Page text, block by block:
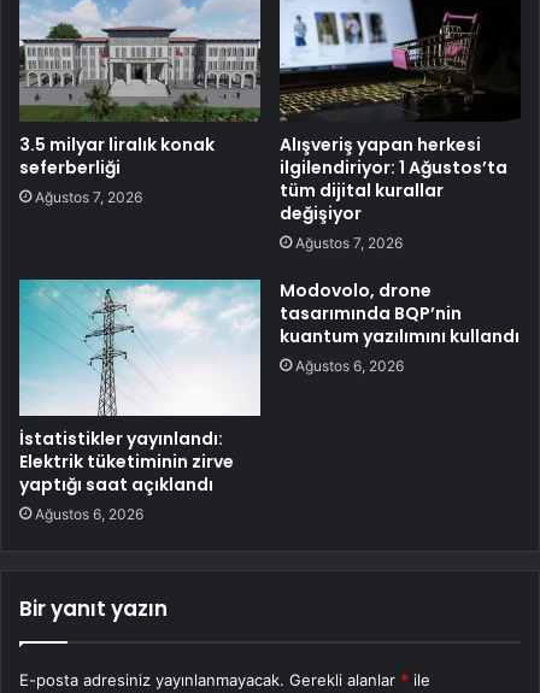
3.5 milyar liralık konak
seferberliği
Ağustos 7, 2026
Alışveriş yapan herkesi
ilgilendiriyor: 1 Ağustos’ta
tüm dijital kurallar
değişiyor
Ağustos 7, 2026
İstatistikler yayınlandı:
Elektrik tüketiminin zirve
yaptığı saat açıklandı
Ağustos 6, 2026
Modovolo, drone
tasarımında BQP’nin
kuantum yazılımını kullandı
Ağustos 6, 2026
Bir yanıt yazın
E-posta adresiniz yayınlanmayacak. Gerekli alanlar * ile